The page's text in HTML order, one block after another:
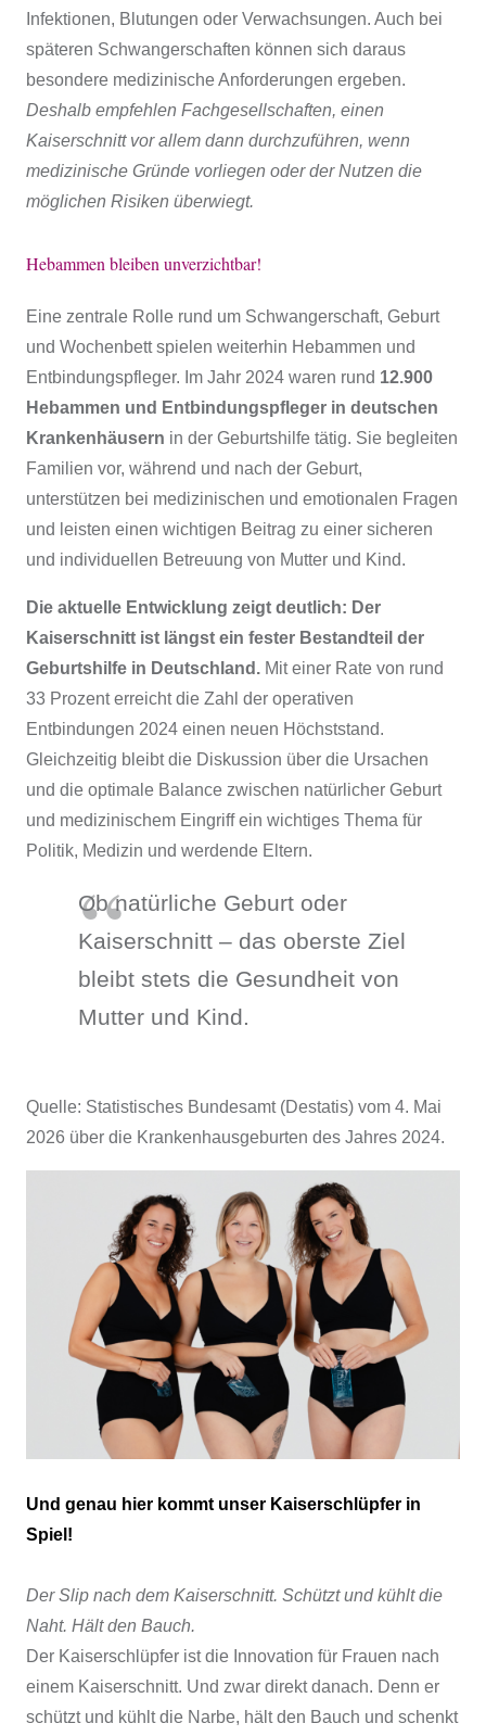
Infektionen, Blutungen oder Verwachsungen. Auch bei
späteren Schwangerschaften können sich daraus
besondere medizinische Anforderungen ergeben.
Deshalb empfehlen Fachgesellschaften, einen
Kaiserschnitt vor allem dann durchzuführen, wenn
medizinische Gründe vorliegen oder der Nutzen die
möglichen Risiken überwiegt.
Hebammen bleiben unverzichtbar!
Eine zentrale Rolle rund um Schwangerschaft, Geburt
und Wochenbett spielen weiterhin Hebammen und
Entbindungspfleger. Im Jahr 2024 waren rund 12.900
Hebammen und Entbindungspfleger in deutschen
Krankenhäusern in der Geburtshilfe tätig. Sie begleiten
Familien vor, während und nach der Geburt,
unterstützen bei medizinischen und emotionalen Fragen
und leisten einen wichtigen Beitrag zu einer sicheren
und individuellen Betreuung von Mutter und Kind.
Die aktuelle Entwicklung zeigt deutlich: Der
Kaiserschnitt ist längst ein fester Bestandteil der
Geburtshilfe in Deutschland. Mit einer Rate von rund
33 Prozent erreicht die Zahl der operativen
Entbindungen 2024 einen neuen Höchststand.
Gleichzeitig bleibt die Diskussion über die Ursachen
und die optimale Balance zwischen natürlicher Geburt
und medizinischem Eingriff ein wichtiges Thema für
Politik, Medizin und werdende Eltern.
Ob natürliche Geburt oder
Kaiserschnitt – das oberste Ziel
bleibt stets die Gesundheit von
Mutter und Kind.
Quelle: Statistisches Bundesamt (Destatis) vom 4. Mai
2026 über die Krankenhausgeburten des Jahres 2024.
Und genau hier kommt unser Kaiserschlüpfer in
Spiel!
Der Slip nach dem Kaiserschnitt. Schützt und kühlt die
Naht. Hält den Bauch.
Der Kaiserschlüpfer ist die Innovation für Frauen nach
einem Kaiserschnitt. Und zwar direkt danach. Denn er
schützt und kühlt die Narbe, hält den Bauch und schenkt